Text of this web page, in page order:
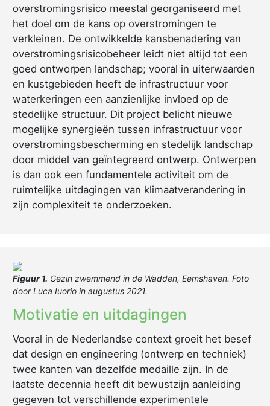
overstromingsrisico meestal georganiseerd met
het doel om de kans op overstromingen te
verkleinen. De ontwikkelde kansbenadering van
overstromingsrisicobeheer leidt niet altijd tot een
goed ontworpen landschap; vooral in uiterwaarden
en kustgebieden heeft de infrastructuur voor
waterkeringen een aanzienlijke invloed op de
stedelijke structuur. Dit project belicht nieuwe
mogelijke synergieën tussen infrastructuur voor
overstromingsbescherming en stedelijk landschap
door middel van geïntegreerd ontwerp. Ontwerpen
is dan ook een fundamentele activiteit om de
ruimtelijke uitdagingen van klimaatverandering in
zijn complexiteit te onderzoeken.
Figuur 1. Gezin zwemmend in de Wadden, Eemshaven. Foto
door Luca Iuorio in augustus 2021.
Motivatie en uitdagingen
Vooral in de Nederlandse context groeit het besef
dat design en engineering (ontwerp en techniek)
twee kanten van dezelfde medaille zijn. In de
laatste decennia heeft dit bewustzijn aanleiding
gegeven tot verschillende experimentele